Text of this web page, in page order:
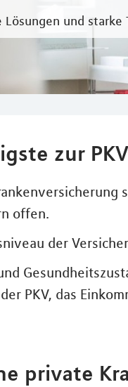
und starke
zur
offen.
der
PKV, das
private